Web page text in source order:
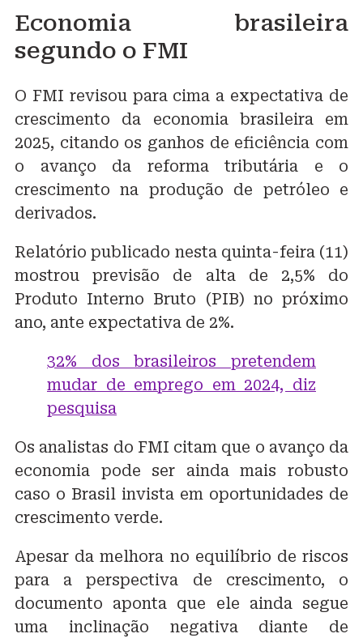
Economia brasileira
segundo o FMI
O FMI revisou para cima a expectativa de
crescimento da economia brasileira em
2025, citando os ganhos de eficiência com
o avanço da reforma tributária e o
crescimento na produção de petróleo e
derivados.
Relatório publicado nesta quinta-feira (11)
mostrou previsão de alta de 2,5% do
Produto Interno Bruto (PIB) no próximo
ano, ante expectativa de 2%.
32% dos brasileiros pretendem
mudar de emprego em 2024, diz
pesquisa
Os analistas do FMI citam que o avanço da
economia pode ser ainda mais robusto
caso o Brasil invista em oportunidades de
crescimento verde.
Apesar da melhora no equilíbrio de riscos
para a perspectiva de crescimento, o
documento aponta que ele ainda segue
uma inclinação negativa diante de